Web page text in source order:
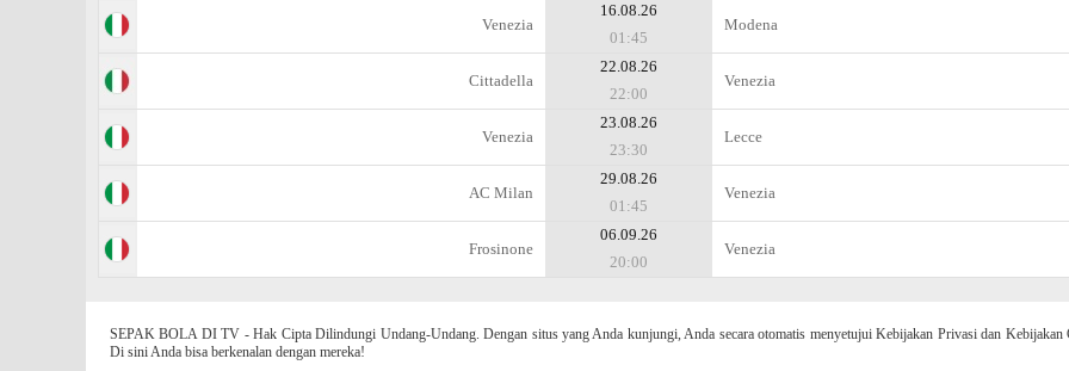
Venezia
16.08.26
01:45
Modena
Cittadella
22.08.26
22:00
Venezia
Venezia
23.08.26
23:30
Lecce
AC Milan
29.08.26
01:45
Venezia
Frosinone
06.09.26
20:00
Venezia
SEPAK BOLA DI TV - Hak Cipta Dilindungi Undang-Undang. Dengan situs yang Anda kunjungi, Anda secara otomatis menyetujui Kebijakan Privasi dan Kebijakan
Di sini Anda bisa berkenalan dengan mereka!